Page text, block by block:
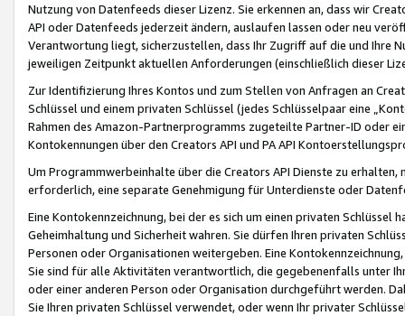
Nutzung von Datenfeeds dieser Lizenz. Sie erkennen an, dass wir
API oder Datenfeeds jederzeit ändern, auslaufen lassen oder neu
Verantwortung liegt, sicherzustellen, dass Ihr Zugriff auf die und Ihre
jeweiligen Zeitpunkt aktuellen Anforderungen (einschließlich dieser
Zur Identifizierung Ihres Kontos und zum Stellen von Anfragen an
Schlüssel und einem privaten Schlüssel (jedes Schlüsselpaar eine
Rahmen des Amazon-Partnerprogramms zugeteilte Partner-ID oder
Kontokennungen über den Creators API und PA API
Um Programmwerbeinhalte über die Creators API Dienste zu
erforderlich, eine separate Genehmigung für Unterdienste oder
Eine Kontokennzeichnung, bei der es sich um einen privaten
Geheimhaltung und Sicherheit wahren. Sie dürfen Ihren privaten
Personen oder Organisationen weitergeben. Eine
Sie sind für alle Aktivitäten verantwortlich, die gegebenenfalls unter
oder einer anderen Person oder Organisation durchgeführt werden.
Sie Ihren privaten Schlüssel verwendet, oder wenn Ihr privater